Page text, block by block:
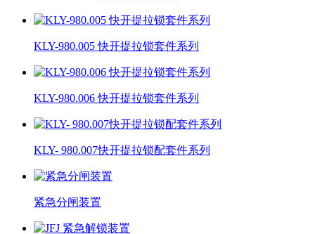
KLY-980.005 快开提拉锁套件系列
KLY-980.006 快开提拉锁套件系列
KLY- 980.007快开提拉锁配套件系列
紧急分闸装置